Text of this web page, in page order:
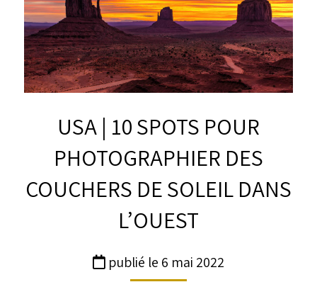
USA | 10 SPOTS POUR
PHOTOGRAPHIER DES
COUCHERS DE SOLEIL DANS
L’OUEST
publié le 6 mai 2022